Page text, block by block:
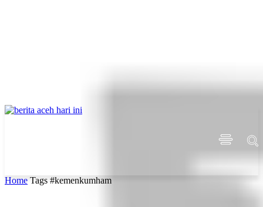
Home Tags #kemenkumham